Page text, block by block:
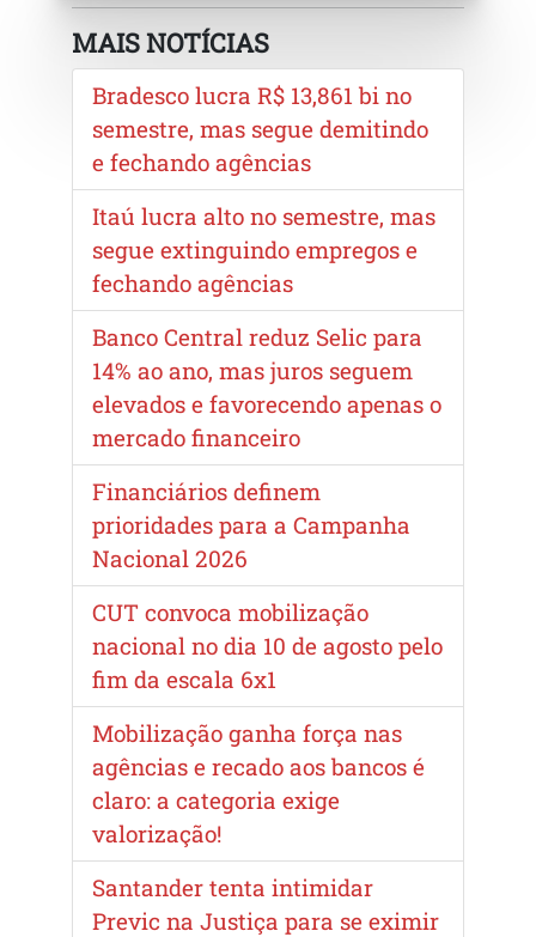
MAIS NOTÍCIAS
Bradesco lucra R$ 13,861 bi no
semestre, mas segue demitindo
e fechando agências
Itaú lucra alto no semestre, mas
segue extinguindo empregos e
fechando agências
Banco Central reduz Selic para
14% ao ano, mas juros seguem
elevados e favorecendo apenas o
mercado financeiro
Financiários definem
prioridades para a Campanha
Nacional 2026
CUT convoca mobilização
nacional no dia 10 de agosto pelo
fim da escala 6x1
Mobilização ganha força nas
agências e recado aos bancos é
claro: a categoria exige
valorização!
Santander tenta intimidar
Previc na Justiça para se eximir